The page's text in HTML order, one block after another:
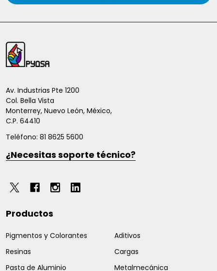
Inicio
del
de
página
Av. Industrias Pte 1200
Col. Bella Vista
Monterrey, Nuevo León, México,
C.P. 64410
Teléfono: 81 8625 5600
¿Necesitas soporte técnico?
Productos
Pigmentos y Colorantes
Resinas
Pasta de Aluminio
Aditivos
Cargas
Metalmecánica